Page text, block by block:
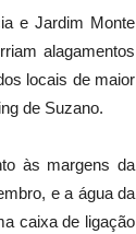
e Jardim Monte
alagamentos
locais de maior
de Suzano.
às margens da
e a água da
caixa de ligação